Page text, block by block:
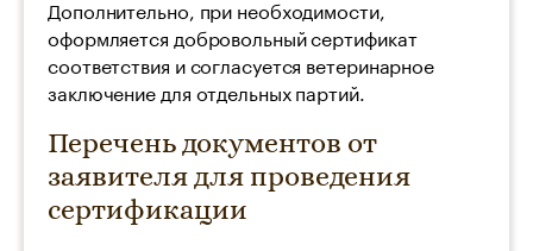
Дополнительно, при необходимости,
оформляется добровольный сертификат
соответствия и согласуется ветеринарное
заключение для отдельных партий.
Перечень документов от
заявителя для проведения
сертификации